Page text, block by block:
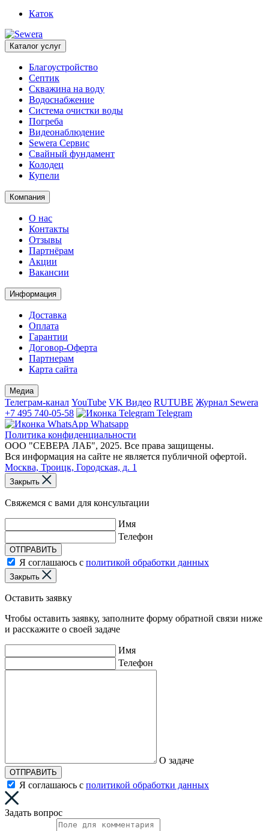
Каток
Каталог услуг
Благоустройство
Септик
Скважина на воду
Водоснабжение
Система очистки воды
Погреба
Видеонаблюдение
Sewera Сервис
Свайный фундамент
Колодец
Купели
Компания
О нас
Контакты
Отзывы
Партнёрам
Акции
Вакансии
Информация
Доставка
Оплата
Гарантии
Договор-Оферта
Партнерам
Карта сайта
Медиа
Телеграм-канал YouTube VK Видео RUTUBE Журнал Sewera
+7 495 740-05-58
Telegram
Whatsapp
Политика конфиденциальности
ООО "СЕВЕРА ЛАБ", 2025. Все права защищены.
Вся информация на сайте не является публичной офертой.
Москва, Троицк, Городская, д. 1
Закрыть
Свяжемся с вами для консультации
Имя
Телефон
ОТПРАВИТЬ
Я соглашаюсь с политикой обработки данных
Закрыть
Оставить заявку
Чтобы оставить заявку, заполните форму обратной связи ниже
и расскажите о своей задаче
Имя
Телефон
О задаче
ОТПРАВИТЬ
Я соглашаюсь с политикой обработки данных
Задать вопрос